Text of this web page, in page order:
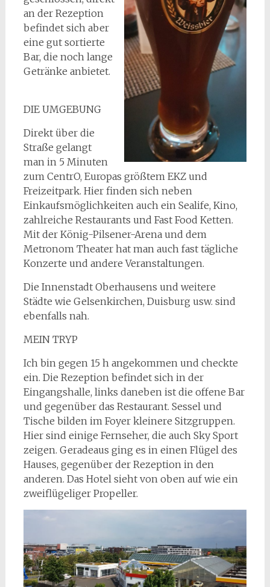
an der Rezeption
befindet sich aber
eine gut sortierte
Bar, die noch lange
Getränke anbietet.
DIE UMGEBUNG
Direkt über die
Straße gelangt
man in 5 Minuten
zum CentrO, Europas größtem EKZ und
Freizeitpark. Hier finden sich neben
Einkaufsmöglichkeiten auch ein Sealife, Kino,
zahlreiche Restaurants und Fast Food Ketten.
Mit der König-Pilsener-Arena und dem
Metronom Theater hat man auch fast tägliche
Konzerte und andere Veranstaltungen.
Die Innenstadt Oberhausens und weitere
Städte wie Gelsenkirchen, Duisburg usw. sind
ebenfalls nah.
MEIN TRYP
Ich bin gegen 15 h angekommen und checkte
ein. Die Rezeption befindet sich in der
Eingangshalle, links daneben ist die offene Bar
und gegenüber das Restaurant. Sessel und
Tische bilden im Foyer kleinere Sitzgruppen.
Hier sind einige Fernseher, die auch Sky Sport
zeigen. Geradeaus ging es in einen Flügel des
Hauses, gegenüber der Rezeption in den
anderen. Das Hotel sieht von oben auf wie ein
zweiflügeliger Propeller.